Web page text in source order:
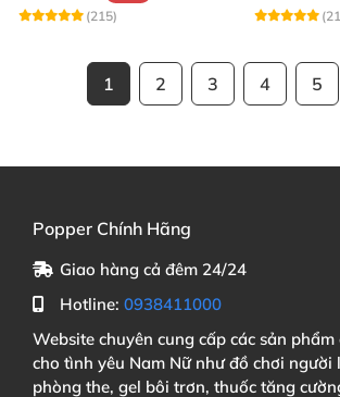
(215)
1 2 3 4 5
Popper Chính Hãng
Giao hàng cả đêm 24/24
Hotline: 0938411000
Website chuyên cung cấp các sản
cho tình yêu Nam Nữ như đồ chơi người
phòng the, gel bôi trơn, thuốc tăng